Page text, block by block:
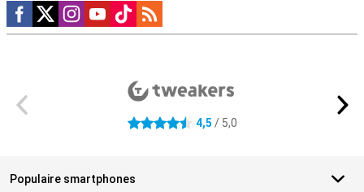
Social media
4.5 sterren 4,5 / 5,0
Populaire smartphones